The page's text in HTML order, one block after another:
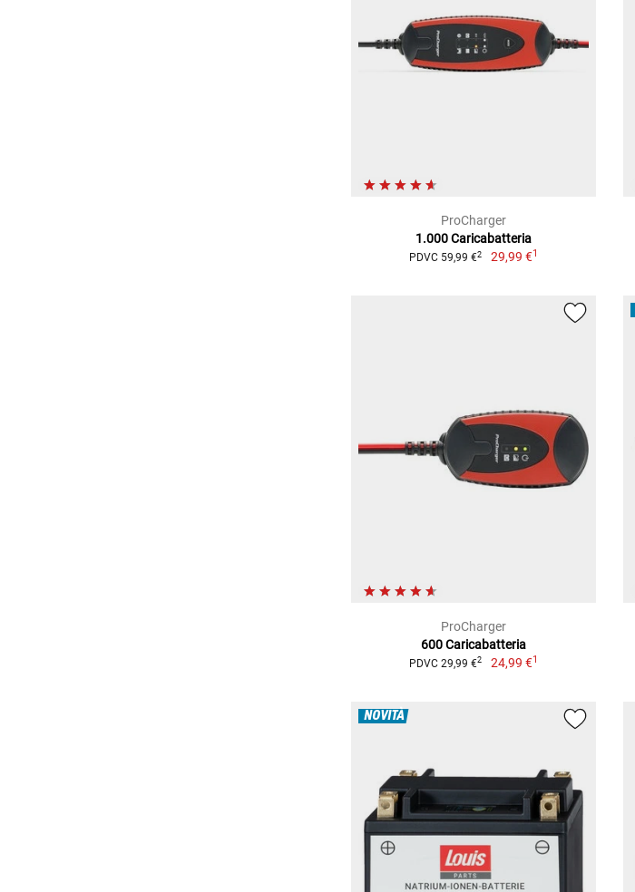
ProCharger
1.000 Caricabatteria
PDVC 59,99 €2 29,99 €1
ProCharger
600 Caricabatteria
PDVC 29,99 €2 24,99 €1
NOVITÀ